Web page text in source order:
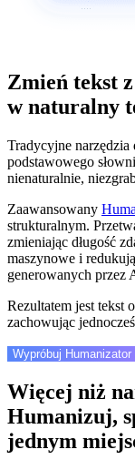
Zmień tekst
w naturalny
Tradycyjne narzędzia
podstawowego
nienaturalnie,
Zaawansowany
strukturalnym.
zmieniając długość
maszynowe i
generowanych przez
Rezultatem jest tekst
zachowując
Wypróbuj
Więcej niż
Humanizuj,
jednym